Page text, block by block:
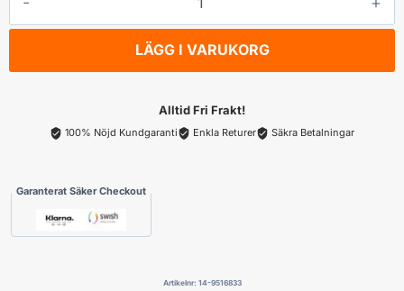
Certifierad
TV
mängd
LÄGG I VARUKORG
Alltid Fri Frakt!
100% Nöjd Kundgaranti Enkla Returer Säkra Betalningar
Garanterat Säker Checkout
Artikelnr: 14-9516833